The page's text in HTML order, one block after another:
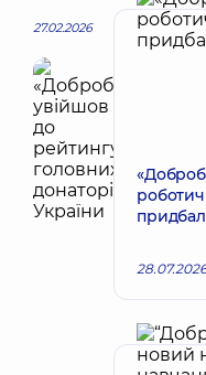
27.02.2026
28.07.2026